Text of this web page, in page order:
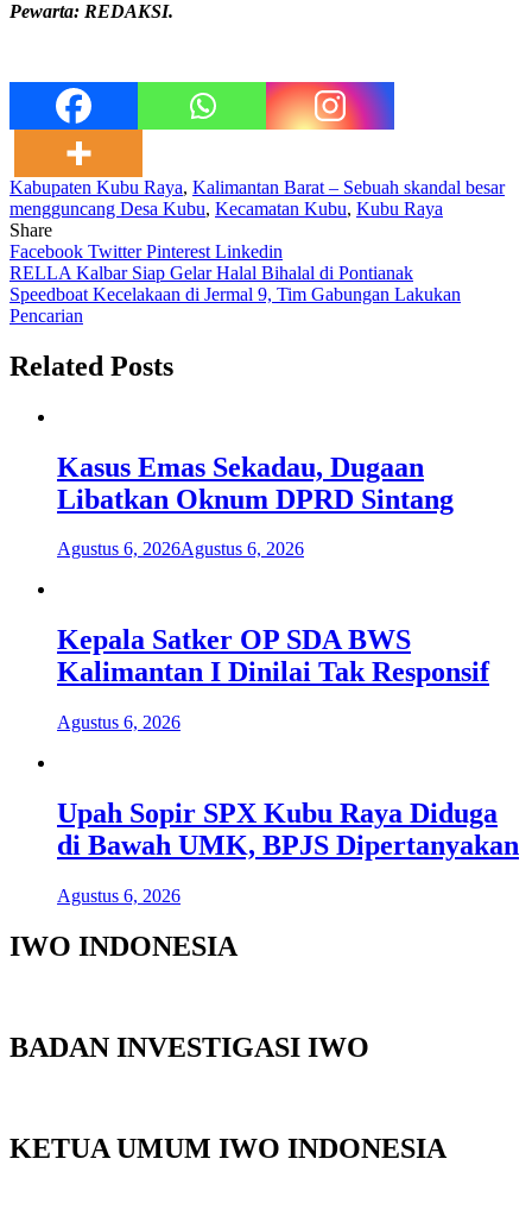
Pewarta: REDAKSI.
Kabupaten Kubu Raya, Kalimantan Barat – Sebuah skandal besar
mengguncang Desa Kubu, Kecamatan Kubu, Kubu Raya
Share
Facebook TwitterPinterest Linkedin
Navigasi
pos
RELLA Kalbar Siap Gelar Halal Bihalal di Pontianak
Speedboat Kecelakaan di Jermal 9, Tim Gabungan Lakukan
Pencarian
Related Posts
Kasus Emas Sekadau, Dugaan
Libatkan Oknum DPRD Sintang
Agustus 6, 2026Agustus 6, 2026
Kepala Satker OP SDA BWS
Kalimantan I Dinilai Tak Responsif
Agustus 6, 2026
Upah Sopir SPX Kubu Raya Diduga
di Bawah UMK, BPJS Dipertanyakan
Agustus 6, 2026
IWO INDONESIA
BADAN INVESTIGASI IWO
KETUA UMUM IWO INDONESIA